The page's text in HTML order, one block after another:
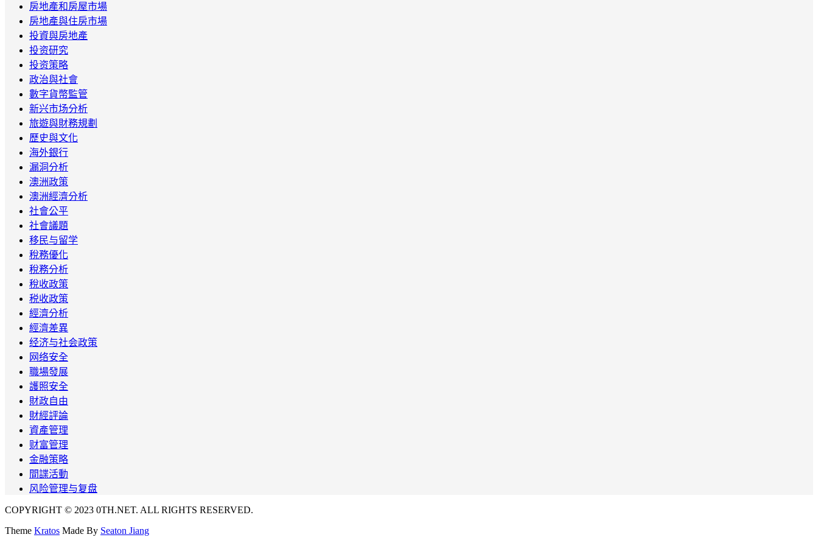
房地產和房屋市場
房地產與住房市場
投資與房地產
投资研究
投资策略
政治與社會
數字貨幣監管
新兴市场分析
旅遊與財務規劃
歷史與文化
海外銀行
漏洞分析
澳洲政策
澳洲經濟分析
社會公平
社會議題
移民与留学
稅務優化
稅務分析
稅收政策
税收政策
經濟分析
經濟差異
经济与社会政策
网络安全
職場發展
護照安全
財政自由
財經評論
資產管理
财富管理
金融策略
間諜活動
风险管理与复盘
COPYRIGHT © 2023 0TH.NET. ALL RIGHTS RESERVED.
Theme Kratos Made By Seaton Jiang